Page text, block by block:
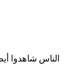
الناس شاهدوا